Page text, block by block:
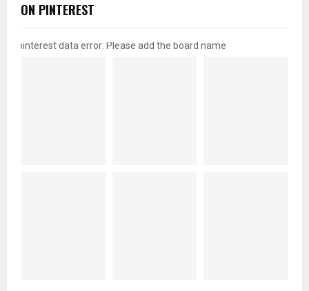
ON PINTEREST
pinterest data error: Please add the board name